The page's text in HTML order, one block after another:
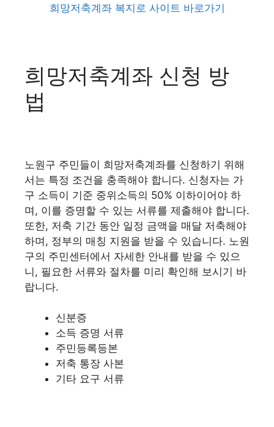
희망저축계좌 복지로 사이트 바로가기
희망저축계좌 신청 방
법
노원구 주민들이 희망저축계좌를 신청하기 위해
서는 특정 조건을 충족해야 합니다. 신청자는 가
구 소득이 기준 중위소득의 50% 이하이어야 하
며, 이를 증명할 수 있는 서류를 제출해야 합니다.
또한, 저축 기간 동안 일정 금액을 매달 저축해야
하며, 정부의 매칭 지원을 받을 수 있습니다. 노원
구의 주민센터에서 자세한 안내를 받을 수 있으
니, 필요한 서류와 절차를 미리 확인해 보시기 바
랍니다.
신분증
소득 증명 서류
주민등록등본
저축 통장 사본
기타 요구 서류